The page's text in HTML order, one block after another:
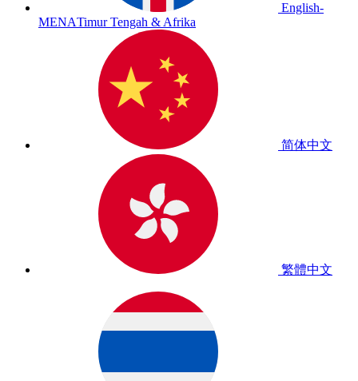
English-
MENATimur Tengah & Afrika
简体中文
繁體中文